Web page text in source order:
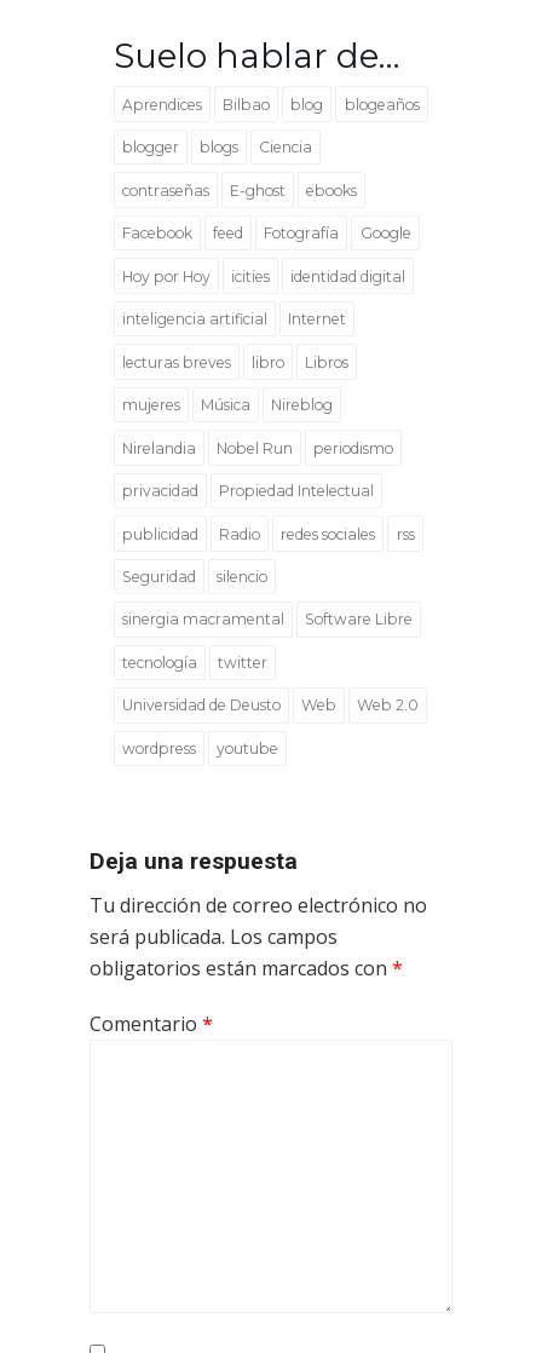
Suelo hablar de…
Aprendices Bilbao blog blogeaños
blogger blogs Ciencia
contraseñas E-ghost ebooks
Facebook feed Fotografía Google
Hoy por Hoy icities identidad digital
inteligencia artificial Internet
lecturas breves libro Libros
mujeres Música Nireblog
Nirelandia Nobel Run periodismo
privacidad Propiedad Intelectual
publicidad Radio redes sociales rss
Seguridad silencio
sinergia macramental Software Libre
tecnología twitter
Universidad de Deusto Web Web 2.0
wordpress youtube
Deja una respuesta
Tu dirección de correo electrónico no
será publicada. Los campos
obligatorios están marcados con *
Comentario *